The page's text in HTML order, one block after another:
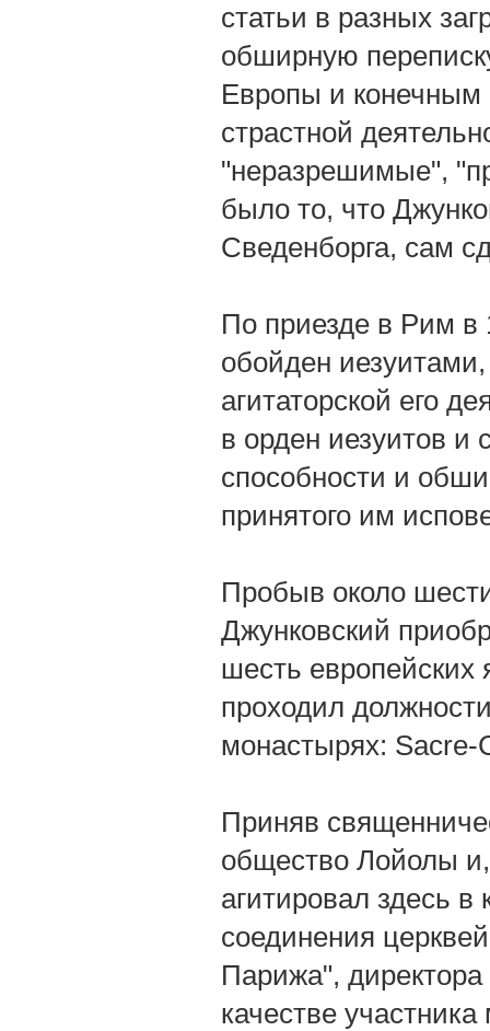
статьи в разных
обширную
Европы и конечным
страстной
"неразрешимые",
было то, что
Сведенборга, сам
По приезде в Рим в
обойден
агитаторской его
в орден иезуитов
способности и
принятого им
Пробыв около
Джунковский
шесть европейских
проходил
монастырях: Sacre-
Приняв
общество Лойолы
агитировал здесь в
соединения
Парижа",
качестве